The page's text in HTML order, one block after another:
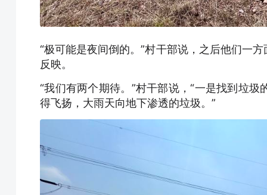
“极可能是夜间倒的。”村干部说，之后他们一
反映。
“我们有两个期待。”村干部说，“一是找到垃
得飞扬，大雨天向地下渗透的垃圾。”